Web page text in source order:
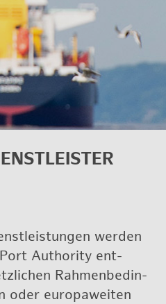
wer­den
Au­thor­ity ent­
Rah­men­be­din­
oder eu­ro­pa­wei­ten